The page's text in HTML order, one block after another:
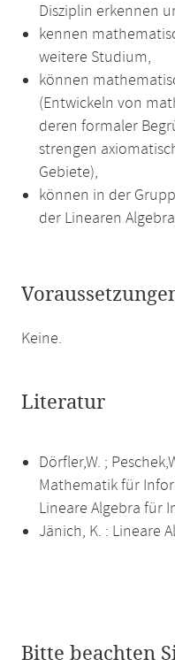
Disziplin erkennen
kennen
weitere Studium,
können
(Entwickeln von
deren formaler
strengen
Gebiete),
können in der
der Linearen
Keine.
Literatur
Dörfler,W. ;
Mathematik für
Lineare Algebra für
Jänich, K. : Lineare
Bitte beachten